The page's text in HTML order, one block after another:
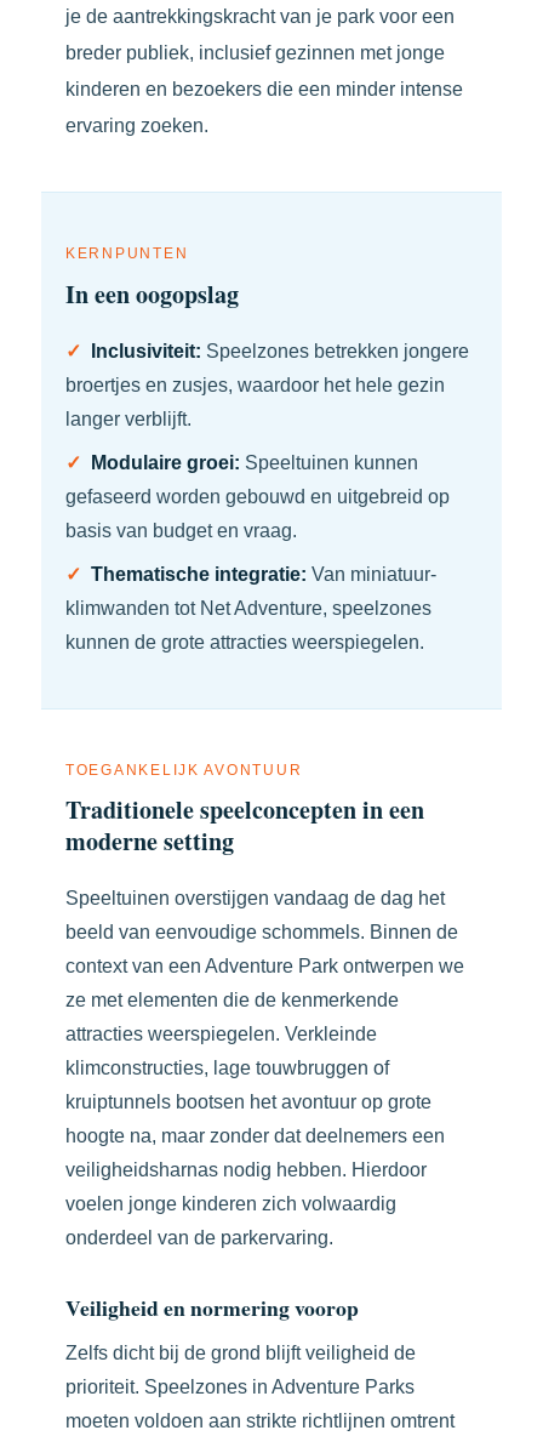
je de aantrekkingskracht van je park voor een
breder publiek, inclusief gezinnen met jonge
kinderen en bezoekers die een minder intense
ervaring zoeken.
KERNPUNTEN
In een oogopslag
✓ Inclusiviteit: Speelzones betrekken jongere
broertjes en zusjes, waardoor het hele gezin
langer verblijft.
✓ Modulaire groei: Speeltuinen kunnen
gefaseerd worden gebouwd en uitgebreid op
basis van budget en vraag.
✓ Thematische integratie: Van miniatuur-
klimwanden tot Net Adventure, speelzones
kunnen de grote attracties weerspiegelen.
TOEGANKELIJK AVONTUUR
Traditionele speelconcepten in een
moderne setting
Speeltuinen overstijgen vandaag de dag het
beeld van eenvoudige schommels. Binnen de
context van een Adventure Park ontwerpen we
ze met elementen die de kenmerkende
attracties weerspiegelen. Verkleinde
klimconstructies, lage touwbruggen of
kruiptunnels bootsen het avontuur op grote
hoogte na, maar zonder dat deelnemers een
veiligheidsharnas nodig hebben. Hierdoor
voelen jonge kinderen zich volwaardig
onderdeel van de parkervaring.
Veiligheid en normering voorop
Zelfs dicht bij de grond blijft veiligheid de
prioriteit. Speelzones in Adventure Parks
moeten voldoen aan strikte richtlijnen omtrent